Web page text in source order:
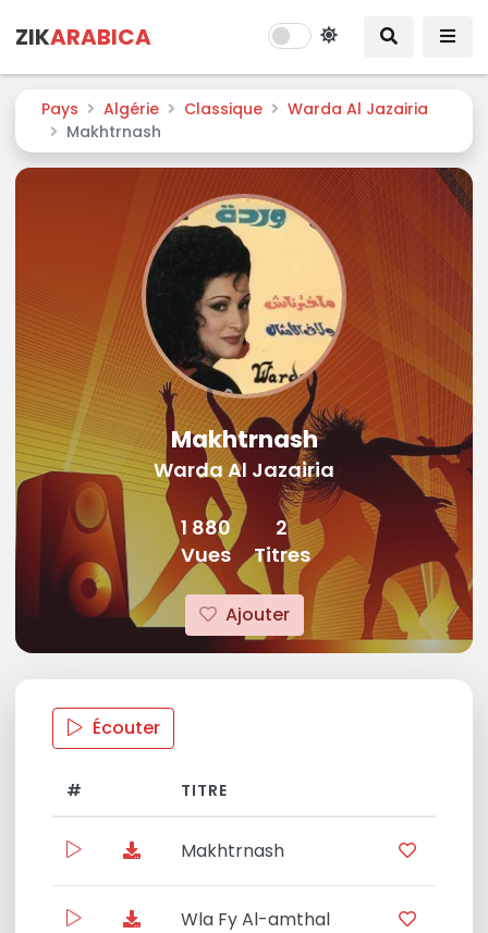
ZIKARABICA
Pays Algérie Classique
Warda Al Jazairia
Makhtrnash
Makhtrnash
Warda Al Jazairia
1 880
Vues
2
Titres
Ajouter
Écouter
# TITRE
Makhtrnash
Wla Fy Al-amthal